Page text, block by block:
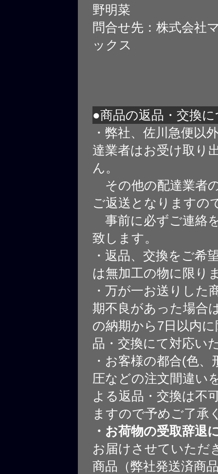
野明菜
問合せ先：株式会社
ックス
●商品の返品・交換
・弊社、佐川急便以
達業者はお受け取り
ん。
その他の配達業者
ご返送となりますの
事前に必ずご連絡
致します。
・返品、交換をご希
は無加工の物に限り
・万が一お送りした
期不良があった場合
の納期から7日以内
品・交換にて対応い
・お客様の都合(色、
圧などの注文間違い
よる返品・交換は不
ますので予めご了承
・お荷物の受取辞退
お届けさせていただ
商品（弊社発送済商